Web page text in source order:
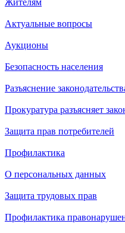
Жителям
Актуальные вопросы
Аукционы
Безопасность населения
Разъяснение
Прокуратура разъясняет
Защита прав потребителей
Профилактика
О персональных данных
Защита трудовых прав
Профилактика